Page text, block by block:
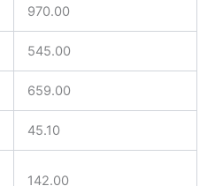
970.00
545.00
659.00
45.10
142.00